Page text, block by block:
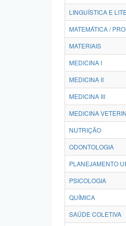
LINGUÍSTICA E
MATEMÁTICA /
MATERIAIS
MEDICINA I
MEDICINA II
MEDICINA III
MEDICINA
NUTRIÇÃO
ODONTOLOGIA
PLANEJAMENTO
PSICOLOGIA
QUÍMICA
SAÚDE COLETIVA